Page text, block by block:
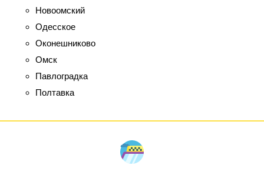
Новоомский
Одесское
Оконешниково
Омск
Павлоградка
Полтавка